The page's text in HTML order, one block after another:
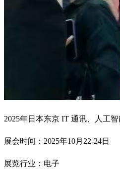
2025年日本东京 IT 通讯、人工
展会时间：2025年10月22-24日
展览行业：电子